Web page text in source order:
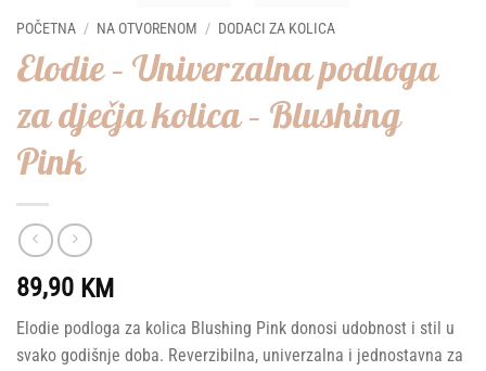
POČETNA / NA OTVORENOM / DODACI ZA KOLICA
Elodie – Univerzalna podloga
za dječja kolica – Blushing
Pink
89,90 KM
Elodie podloga za kolica Blushing Pink donosi udobnost i stil u
svako godišnje doba. Reverzibilna, univerzalna i jednostavna za